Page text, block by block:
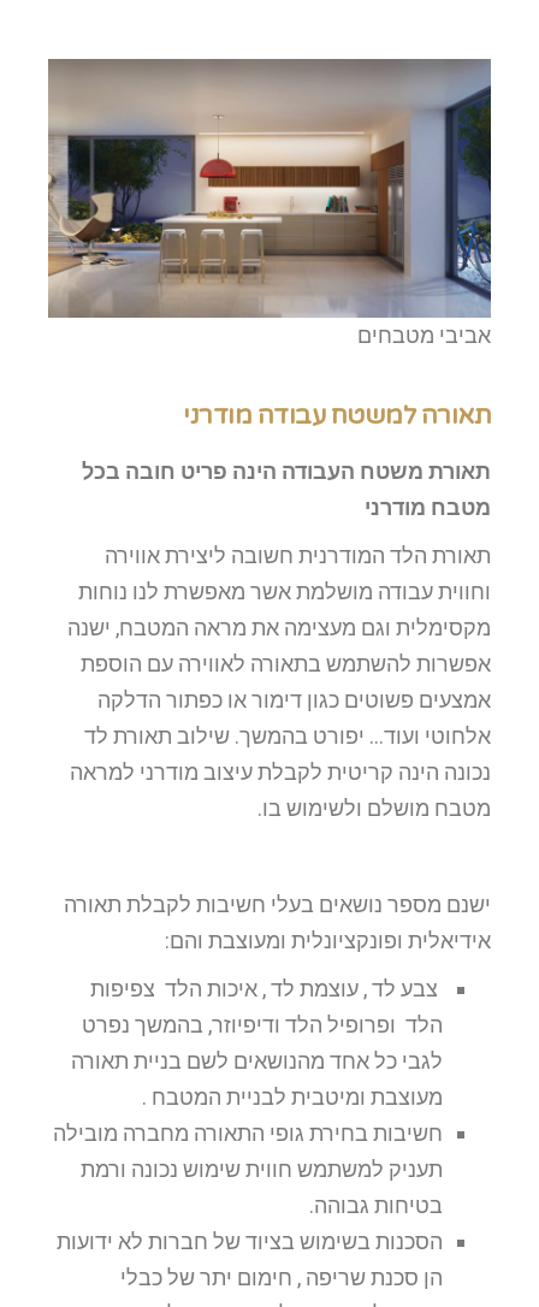
אביבי מטבחים
תאורה למשטח עבודה מודרני
תאורת משטח העבודה הינה פריט חובה בכל
מטבח מודרני
תאורת הלד המודרנית חשובה ליצירת אווירה
וחווית עבודה מושלמת אשר מאפשרת לנו נוחות
מקסימלית וגם מעצימה את מראה המטבח, ישנה
אפשרות להשתמש בתאורה לאווירה עם הוספת
אמצעים פשוטים כגון דימור או כפתור הדלקה
אלחוטי ועוד… יפורט בהמשך. שילוב תאורת לד
נכונה הינה קריטית לקבלת עיצוב מודרני למראה
מטבח מושלם ולשימוש בו.
ישנם מספר נושאים בעלי חשיבות לקבלת תאורה
אידיאלית ופונקציונלית ומעוצבת והם:
צבע לד , עוצמת לד , איכות הלד צפיפות
הלד ופרופיל הלד ודיפיוזר, בהמשך נפרט
לגבי כל אחד מהנושאים לשם בניית תאורה
מעוצבת ומיטבית לבניית המטבח .
חשיבות בחירת גופי התאורה מחברה מובילה
תעניק למשתמש חווית שימוש נכונה ורמת
בטיחות גבוהה.
הסכנות בשימוש בציוד של חברות לא ידועות
הן סכנת שריפה , חימום יתר של כבלי